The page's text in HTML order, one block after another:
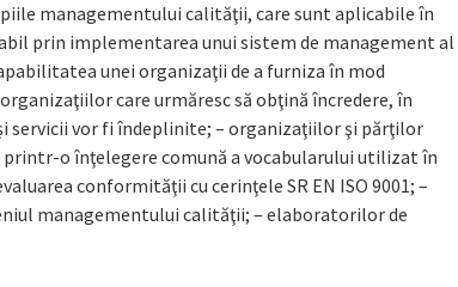
managementului calităţii, care sunt aplicabile în
prin implementarea unui sistem de management al
unei organizaţii de a furniza în mod
care urmăresc să obţină încredere, în
servicii vor fi îndeplinite; – organizaţiilor şi părţilor
o înţelegere comună a vocabularului utilizat în
conformităţii cu cerinţele SR EN ISO 9001; –
managementului calităţii; – elaboratorilor de